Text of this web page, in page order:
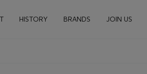
navigation
HISTORY BRANDS JOIN US